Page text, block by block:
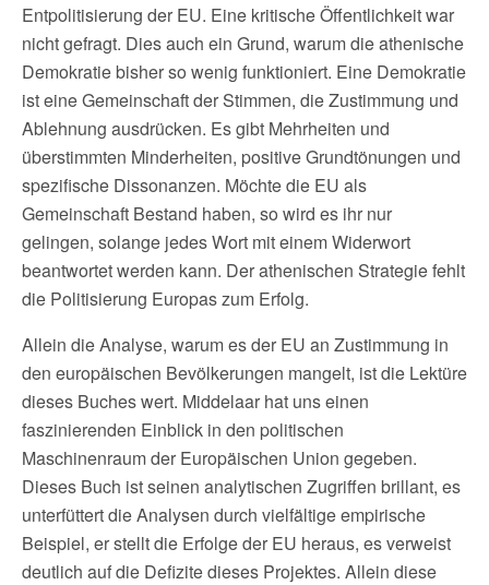
Entpolitisierung der EU. Eine kritische Öffentlichkeit war
nicht gefragt. Dies auch ein Grund, warum die athenische
Demokratie bisher so wenig funktioniert. Eine Demokratie
ist eine Gemeinschaft der Stimmen, die Zustimmung und
Ablehnung ausdrücken. Es gibt Mehrheiten und
überstimmten Minderheiten, positive Grundtönungen und
spezifische Dissonanzen. Möchte die EU als
Gemeinschaft Bestand haben, so wird es ihr nur
gelingen, solange jedes Wort mit einem Widerwort
beantwortet werden kann. Der athenischen Strategie fehlt
die Politisierung Europas zum Erfolg.
Allein die Analyse, warum es der EU an Zustimmung in
den europäischen Bevölkerungen mangelt, ist die Lektüre
dieses Buches wert. Middelaar hat uns einen
faszinierenden Einblick in den politischen
Maschinenraum der Europäischen Union gegeben.
Dieses Buch ist seinen analytischen Zugriffen brillant, es
unterfüttert die Analysen durch vielfältige empirische
Beispiel, er stellt die Erfolge der EU heraus, es verweist
deutlich auf die Defizite dieses Projektes. Allein diese